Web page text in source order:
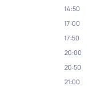
14:50
17:00
17:50
20:00
20:50
21:00